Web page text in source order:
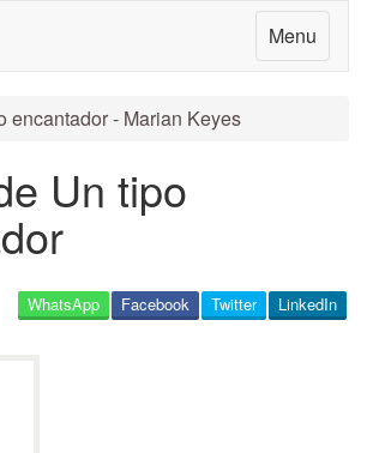
Menu
encantador - Marian Keyes
Un tipo
LinkedIn
Twitter
Facebook
WhatsApp